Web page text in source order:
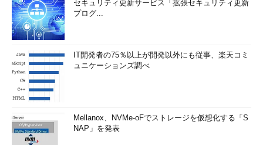
データの最大サイズ
SQL Databaseの仮想コアと同様、ハードウェアについては第
4世代／第5世代の2種類、サービスレベルについては汎用目的／
ビジネスクリティカルの2種類が提供されており、これらの組み
サービスレベル
セキュリティ更新サービス「拡張セキュリティ更新
プログ...
IT開発者の75％以上が開発以外にも従事、楽天コミ
ュニケーションズ調べ
Mellanox、NVMe-oFでストレージを仮想化する「S
NAP」を発表